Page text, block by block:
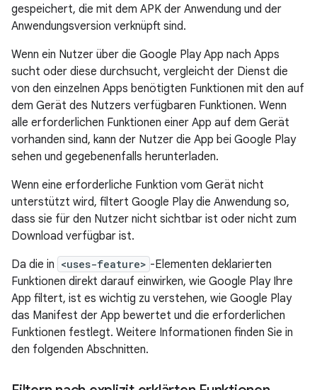
gespeichert, die mit dem APK der Anwendung und der
Anwendungsversion verknüpft sind.
Wenn ein Nutzer über die Google Play App nach Apps
sucht oder diese durchsucht, vergleicht der Dienst die
von den einzelnen Apps benötigten Funktionen mit den auf
dem Gerät des Nutzers verfügbaren Funktionen. Wenn
alle erforderlichen Funktionen einer App auf dem Gerät
vorhanden sind, kann der Nutzer die App bei Google Play
sehen und gegebenenfalls herunterladen.
Wenn eine erforderliche Funktion vom Gerät nicht
unterstützt wird, filtert Google Play die Anwendung so,
dass sie für den Nutzer nicht sichtbar ist oder nicht zum
Download verfügbar ist.
Da die in <uses-feature> -Elementen deklarierten
Funktionen direkt darauf einwirken, wie Google Play Ihre
App filtert, ist es wichtig zu verstehen, wie Google Play
das Manifest der App bewertet und die erforderlichen
Funktionen festlegt. Weitere Informationen finden Sie in
den folgenden Abschnitten.